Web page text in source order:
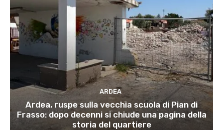
ARDEA
Ardea, ruspe sulla vecchia scuola di Pian di
Frasso: dopo decenni si chiude una pagina della
storia del quartiere